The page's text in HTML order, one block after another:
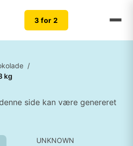
3 for 2
/
kg
side kan være genereret
UNKNOWN